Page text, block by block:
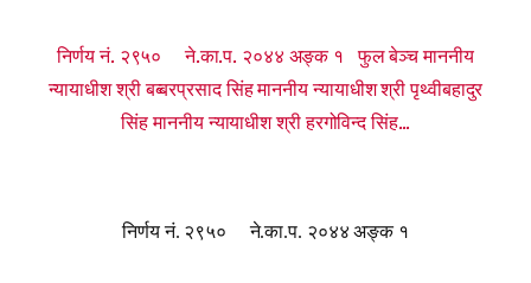
निर्णय नं. २९५० ने.का.प. २०४४ अङ्क १ फुल बेञ्च माननीय
न्यायाधीश श्री बब्बरप्रसाद सिंह माननीय न्यायाधीश श्री पृथ्वीबहादुर
सिंह माननीय न्यायाधीश श्री हरगोविन्द सिंह...
निर्णय नं. २९५० ने.का.प. २०४४ अङ्क १